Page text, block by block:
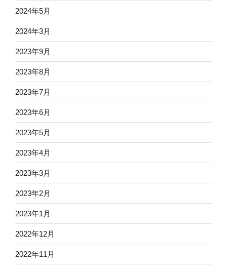
2024年5月
2024年3月
2023年9月
2023年8月
2023年7月
2023年6月
2023年5月
2023年4月
2023年3月
2023年2月
2023年1月
2022年12月
2022年11月